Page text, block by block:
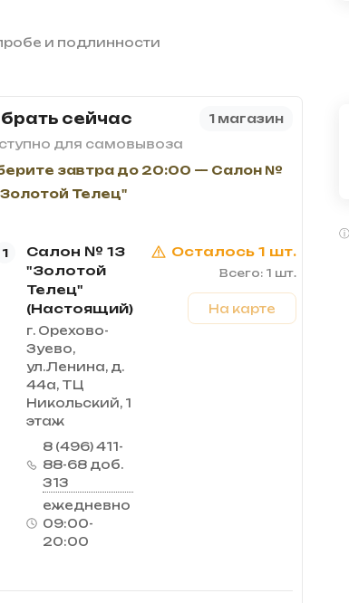
и подлинности
сейчас
1 магазин
для самовывоза
завтра до 20:00 — Салон №
Телец"
1
Салон № 13
"Золотой
Телец"
(Настоящий)
г. Орехово-
Зуево,
ул.Ленина, д.
44а, ТЦ
Никольский, 1
этаж
8 (496) 411-
88-68 доб.
313
ежедневно
09:00-
20:00
Осталось 1 шт.
Всего: 1 шт.
На карте